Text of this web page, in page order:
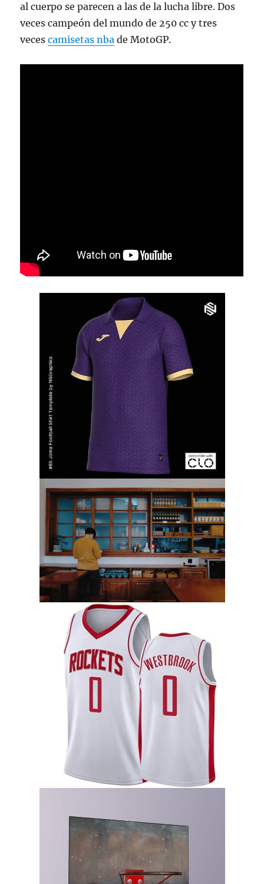
al cuerpo se parecen a las de la lucha libre. Dos
veces campeón del mundo de 250 cc y tres
vecescamisetas nba de MotoGP.